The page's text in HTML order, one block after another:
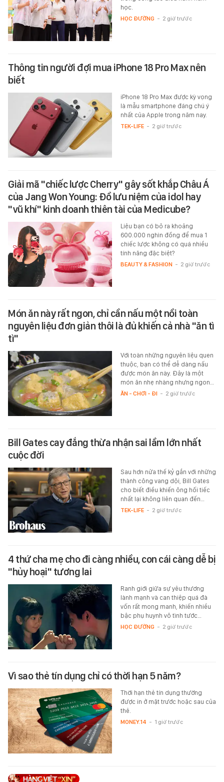
học.
HỌC ĐƯỜNG - 2 giờ trước
Thông tin người đợi mua iPhone 18 Pro Max nên
biết
iPhone 18 Pro Max được kỳ vọng
là mẫu smartphone đáng chú ý
nhất của Apple trong năm nay.
TEK-LIFE - 2 giờ trước
Giải mã "chiếc lược Cherry" gây sốt khắp Châu Á
của Jang Won Young: Đồ lưu niệm của idol hay
"vũ khí" kinh doanh thiên tài của Medicube?
Liệu bạn có bỏ ra khoảng
600.000 nghìn đồng để mua 1
chiếc lược không có quá nhiều
tính năng đặc biệt?
BEAUTY & FASHION - 2 giờ trước
Món ăn này rất ngon, chỉ cần nấu một nồi toàn
nguyên liệu đơn giản thôi là đủ khiến cả nhà "ăn tì
tì"
Với toàn những nguyên liệu quen
thuộc, bạn có thể dễ dàng nấu
được món ăn này. Đây là một
món ăn nhẹ nhàng nhưng ngon…
ĂN - CHƠI - ĐI - 2 giờ trước
Bill Gates cay đắng thừa nhận sai lầm lớn nhất
cuộc đời
Sau hơn nửa thế kỷ gắn với những
thành công vang dội, Bill Gates
cho biết điều khiến ông hối tiếc
nhất lại không liên quan đến…
TEK-LIFE - 2 giờ trước
4 thứ cha mẹ cho đi càng nhiều, con cái càng dễ bị
"hủy hoại" tương lai
Ranh giới giữa sự yêu thương
lành mạnh và can thiệp quá đà
vốn rất mong manh, khiến nhiều
bậc phụ huynh vô tình tước…
HỌC ĐƯỜNG - 2 giờ trước
Vì sao thẻ tín dụng chỉ có thời hạn 5 năm?
Thời hạn thẻ tín dụng thường
được in ở mặt trước hoặc sau của
thẻ.
MONEY.14 - 1 giờ trước